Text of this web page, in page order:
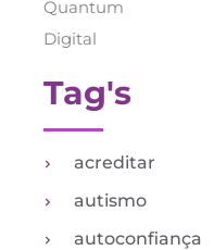
Tag's
acreditar
autismo
autoconfiança